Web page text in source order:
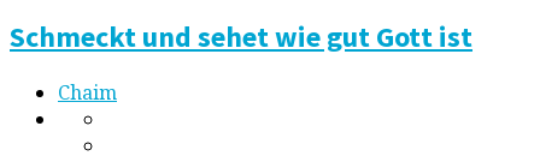
Schmeckt und sehet wie gut Gott ist
Chaim